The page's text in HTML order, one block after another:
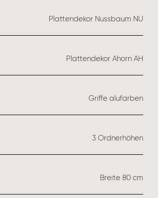
Plattendekor Nussbaum NU
Plattendekor Ahorn AH
Griffe alufarben
3 Ordnerhöhen
Breite 80 cm